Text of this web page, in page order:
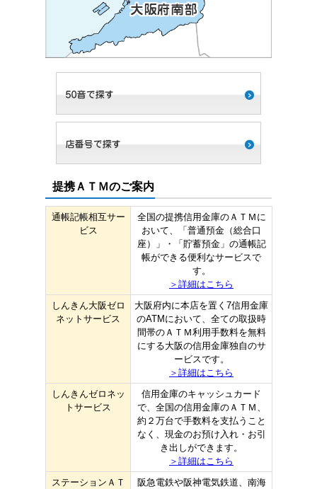
提携ＡＴＭのご案内
通帳記帳相互サー
ビス
全国の提携信用金庫のＡＴＭに
おいて、「普通預金（総合口
座）」・「貯蓄預金」の通帳記
帳ができる便利なサービスで
す。
＞詳細はこちら
しんきん大阪ゼロ
ネットサービス
大阪府内に本店を置く7信用金庫
のATMにおいて、全ての取扱時
間帯のＡＴＭ利用手数料を無料
にする大阪の信用金庫独自のサ
ービスです。
＞詳細はこちら
しんきんゼロネッ
トサービス
信用金庫のキャッシュカード
で、全国の信用金庫のＡＴＭ、
約２万台で手数料を支払うこと
なく、現金のお預け入れ・お引
き出しができます。
＞詳細はこちら
ステーションＡＴ
阪急電鉄や阪神電気鉄道、南海